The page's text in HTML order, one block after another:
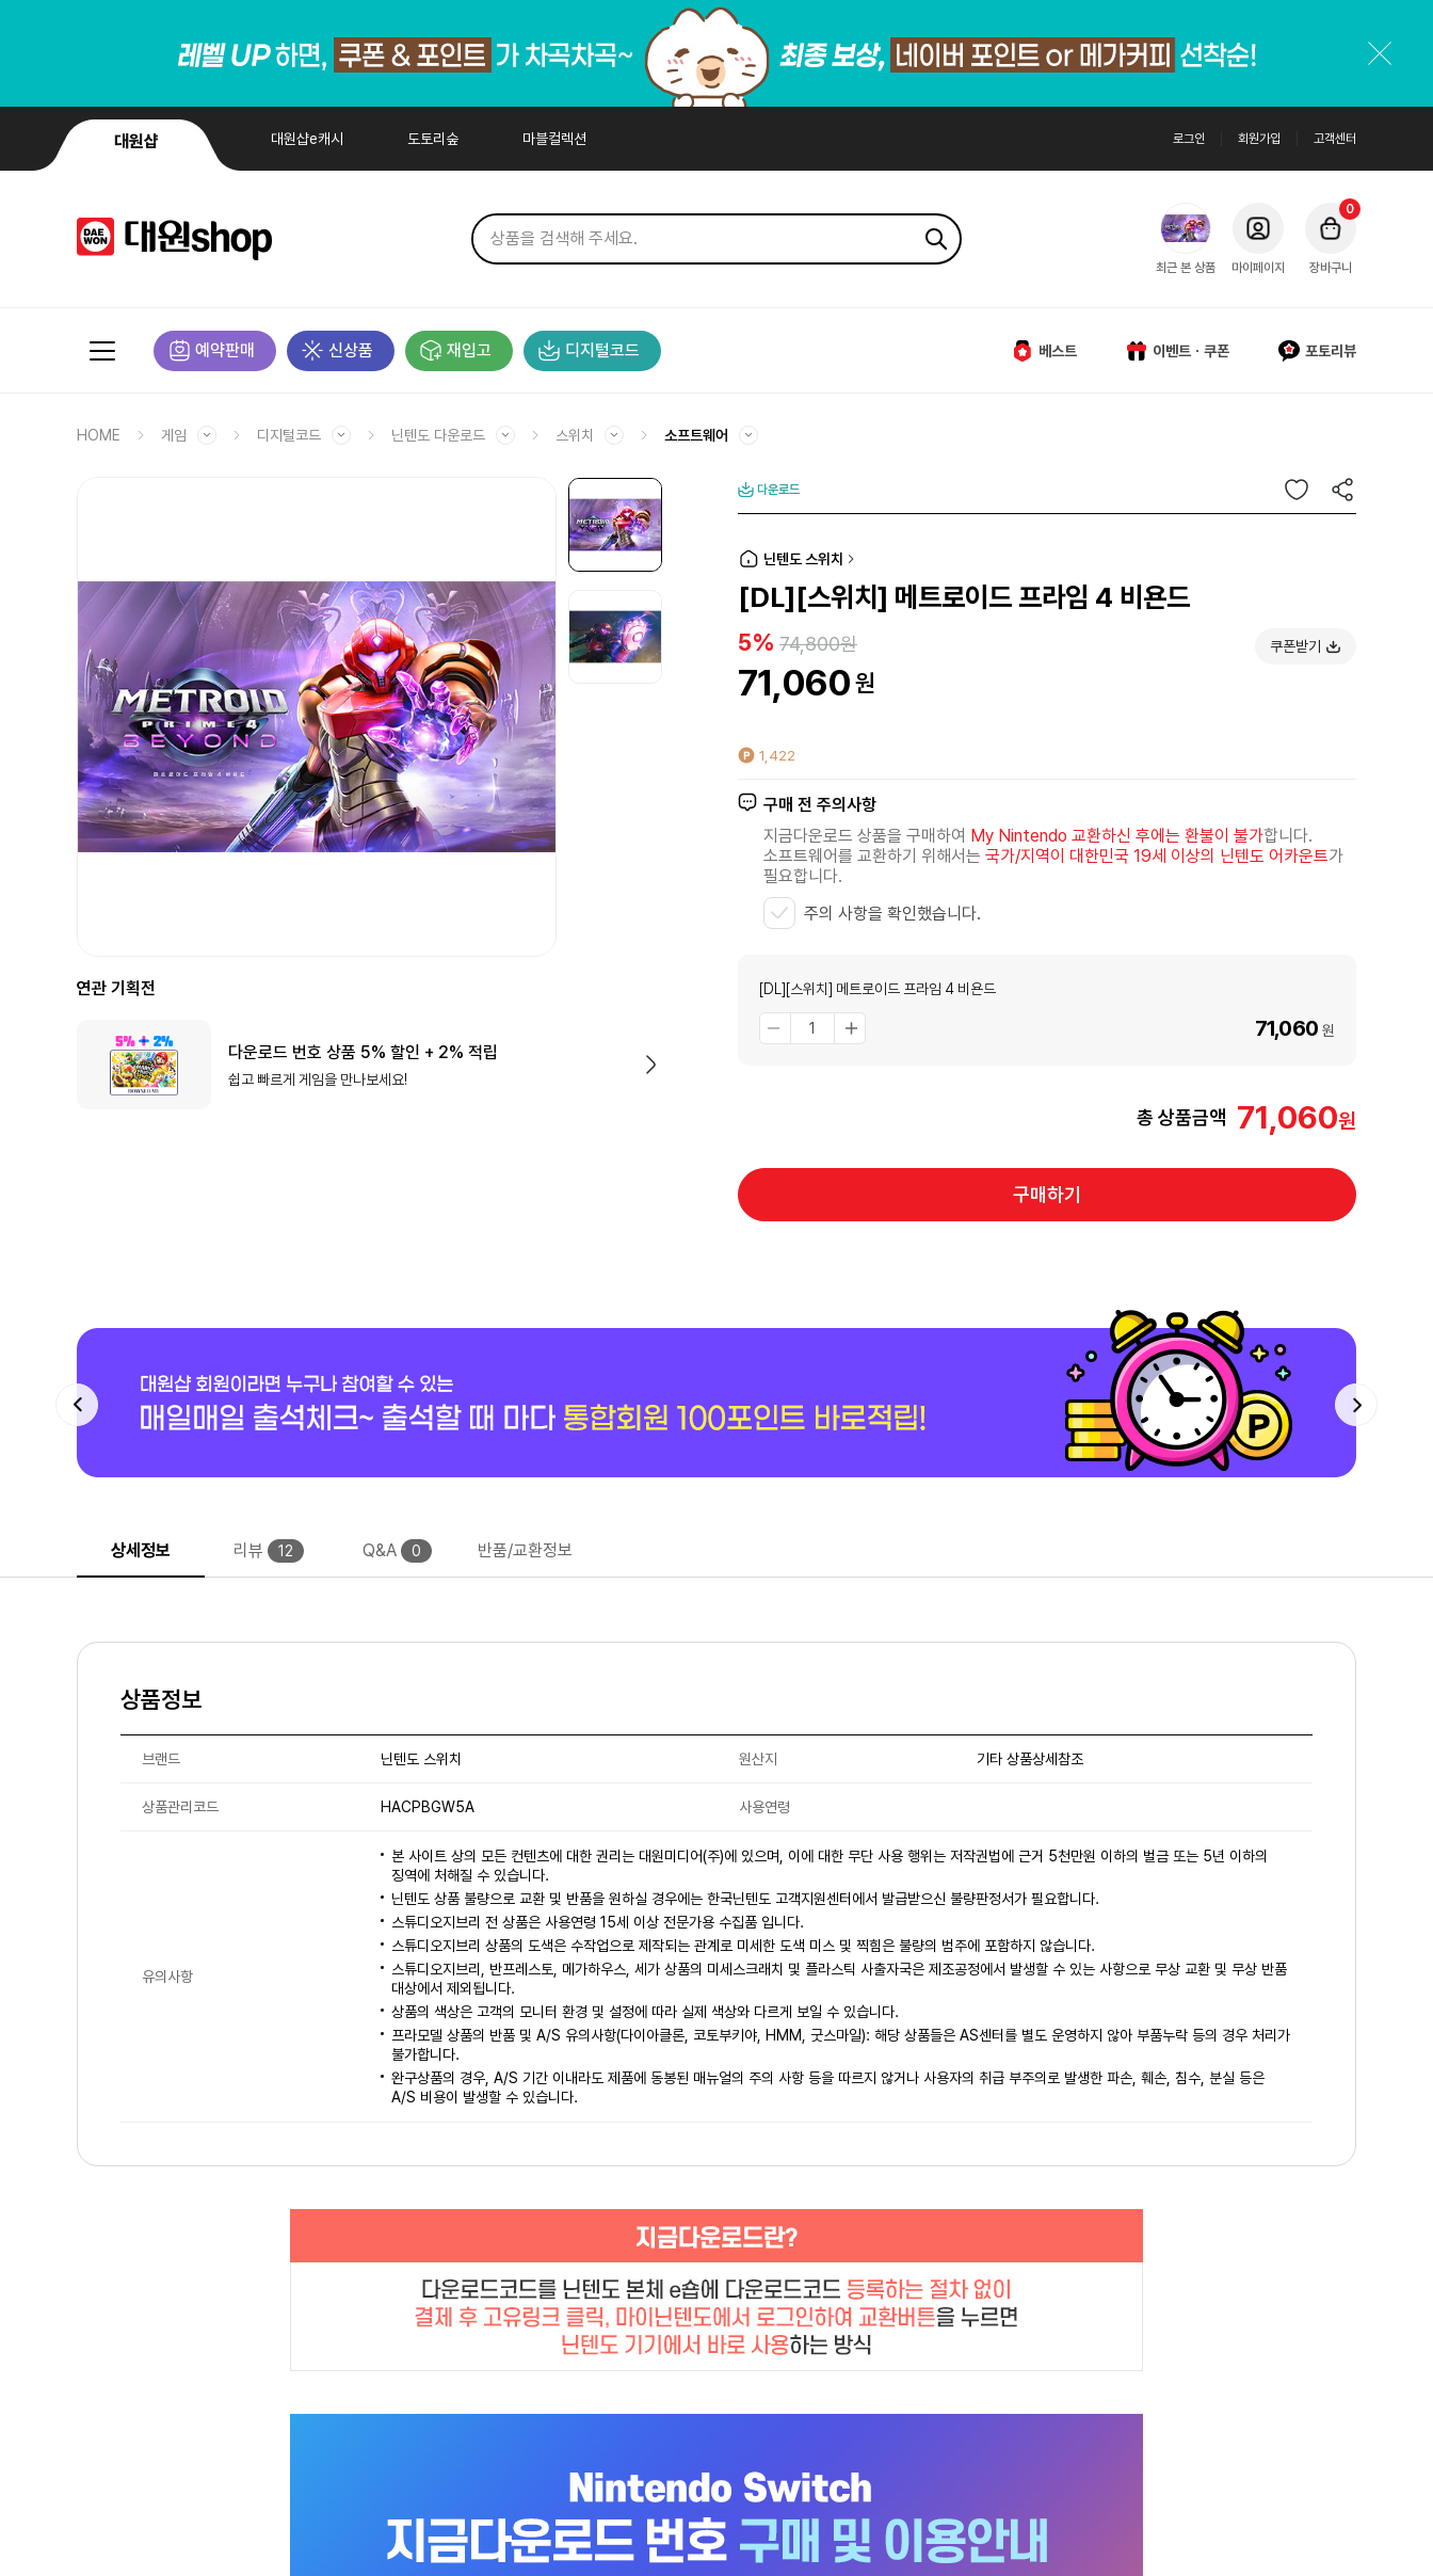
대원샵 대원샵e캐시 도토리숲 마블컬렉션 로그인 회원가입 고객센터
최근 본 상품 마이페이지 장바구니
0
예약판매 신상품 재입고 디지털코드 베스트 이벤트ㆍ쿠폰 포토리뷰
HOME 게임 디지털코드 닌텐도 다운로드 스위치 소프트웨어
연관 기획전
다운로드 번호 상품 5% 할인 + 2% 적립
쉽고 빠르게 게임을 만나보세요!
다운로드
닌텐도 스위치
[DL][스위치] 메트로이드 프라임 4 비욘드
5% 74,800원
71,060 원
쿠폰받기
1,422
구매 전 주의사항
지금다운로드 상품을 구매하여 My Nintendo 교환하신 후에는 환불이 불가합니다.
소프트웨어를 교환하기 위해서는 국가/지역이 대한민국 19세 이상의 닌텐도 어카운트가
필요합니다.
주의 사항을 확인했습니다.
[DL][스위치] 메트로이드 프라임 4 비욘드
71,060 원
총 상품금액 71,060
구매하기
상세정보 리뷰 12 Q&A 0 반품/교환정보
상품정보
브랜드 닌텐도 스위치 원산지 기타 상품상세참조
상품관리코드 HACPBGW5A 사용연령
유의사항
본 사이트 상의 모든 컨텐츠에 대한 권리는 대원미디어(주)에 있으며, 이에 대한 무단 사용 행위는 저작권법에 근거 5천만원 이하의 벌금 또는 5년 이하의
징역에 처해질 수 있습니다.
닌텐도 상품 불량으로 교환 및 반품을 원하실 경우에는 한국닌텐도 고객지원센터에서 발급받으신 불량판정서가 필요합니다.
스튜디오지브리 전 상품은 사용연령 15세 이상 전문가용 수집품 입니다.
스튜디오지브리 상품의 도색은 수작업으로 제작되는 관계로 미세한 도색 미스 및 찍힘은 불량의 범주에 포함하지 않습니다.
스튜디오지브리, 반프레스토, 메가하우스, 세가 상품의 미세스크래치 및 플라스틱 사출자국은 제조공정에서 발생할 수 있는 사항으로 무상 교환 및 무상 반품
대상에서 제외됩니다.
상품의 색상은 고객의 모니터 환경 및 설정에 따라 실제 색상와 다르게 보일 수 있습니다.
프라모델 상품의 반품 및 A/S 유의사항(다이아클론, 코토부키야, HMM, 굿스마일): 해당 상품들은 AS센터를 별도 운영하지 않아 부품누락 등의 경우 처리가
불가합니다.
완구상품의 경우, A/S 기간 이내라도 제품에 동봉된 매뉴얼의 주의 사항 등을 따르지 않거나 사용자의 취급 부주의로 발생한 파손, 훼손, 침수, 분실 등은
A/S 비용이 발생할 수 있습니다.